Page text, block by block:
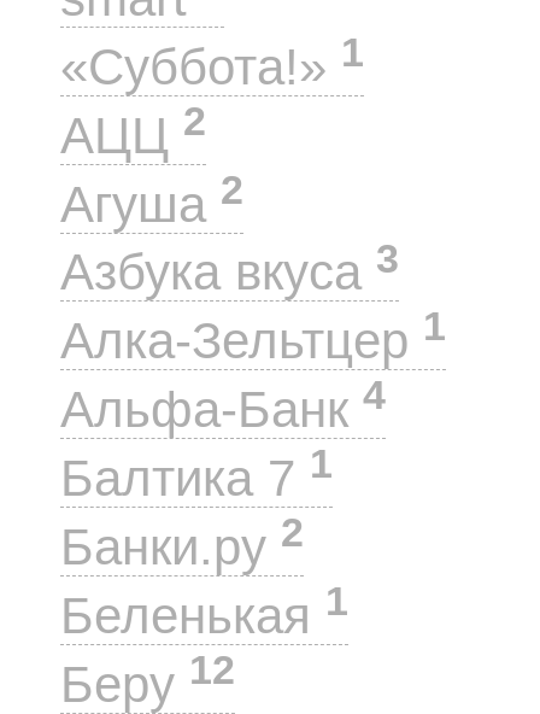
«Суббота!» 1
АЦЦ 2
Агуша 2
Азбука вкуса 3
Алка-Зельтцер 1
Альфа-Банк 4
Балтика 7 1
Банки.ру 2
Беленькая 1
Беру 12